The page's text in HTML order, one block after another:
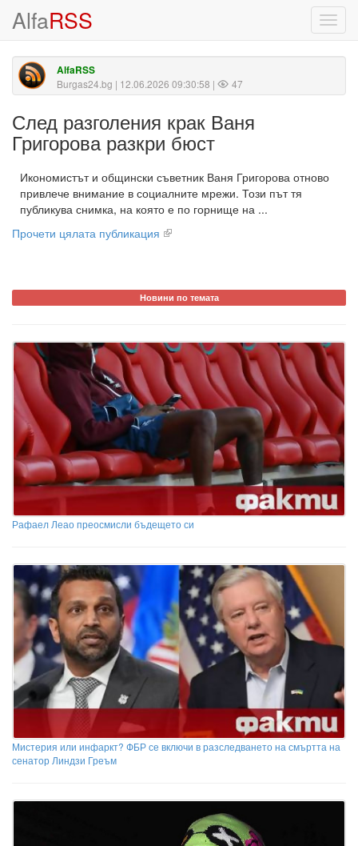
AlfaRSS
AlfaRSS
Burgas24.bg | 12.06.2026 09:30:58 | 47
След разголения крак Ваня
Григорова разкри бюст
Икономистът и общински съветник Ваня Григорова отново
привлече внимание в социалните мрежи. Този път тя
публикува снимка, на която е по горнище на ...
Прочети цялата публикация
Новини по темата
Рафаел Леао преосмисли бъдещето си
Мистерия или инфаркт? ФБР се включи в разследването на смъртта на
сенатор Линдзи Греъм